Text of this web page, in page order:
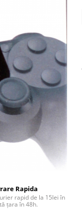
Rapida
rapid de la 15lei în
țara în 48h.